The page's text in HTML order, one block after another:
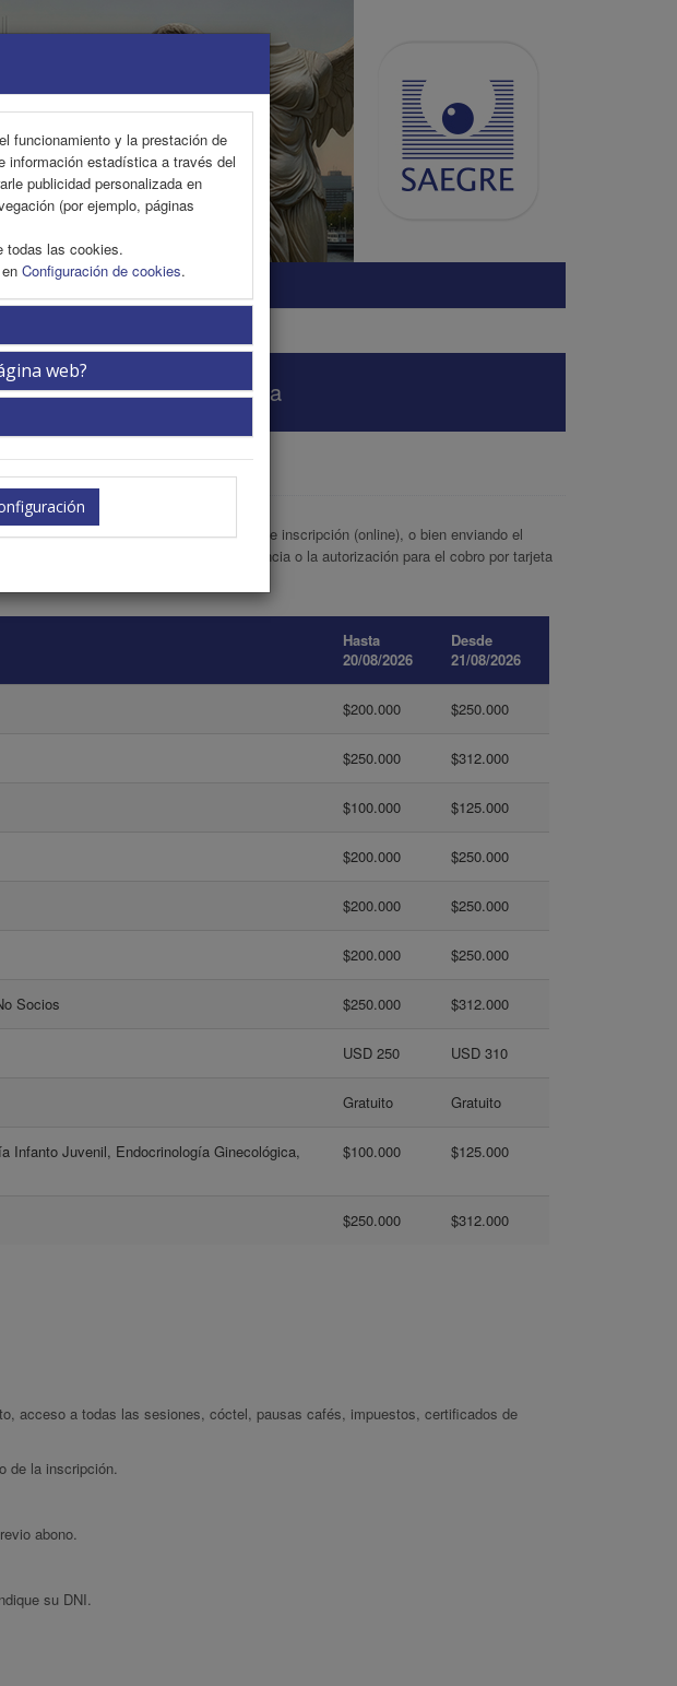
funcionamiento y la prestación de
información estadística a través del
publicidad personalizada en
(por ejemplo, páginas
todas las cookies.
Configuración de cookies.
web?
beca a tu APM de confianza
página web completando el formulario de inscripción (online), o bien enviando el
el comprobante del pago por transferencia o la autorización para el cobro por tarjeta
Hasta
20/08/2026
Desde
21/08/2026
$200.000 $250.000
$250.000 $312.000
$100.000 $125.000
$200.000 $250.000
$200.000 $250.000
$200.000 $250.000
Socios $250.000 $312.000
USD 250 USD 310
Gratuito Gratuito
Infanto Juvenil, Endocrinología Ginecológica,
$100.000 $125.000
$250.000 $312.000
acceso a todas las sesiones, cóctel, pausas cafés, impuestos, certificados de
de la inscripción.
abono.
su DNI.